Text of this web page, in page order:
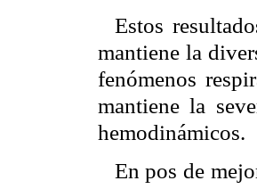
Estos
mantiene la
fenómenos
mantiene la
hemodinámicos.
En pos de